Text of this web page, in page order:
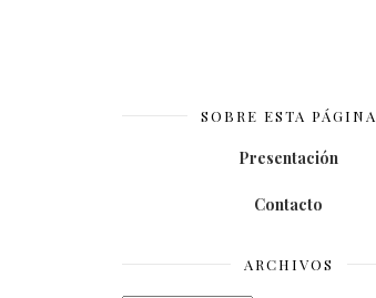
SOBRE ESTA PÁGINA
Presentación
Contacto
ARCHIVOS